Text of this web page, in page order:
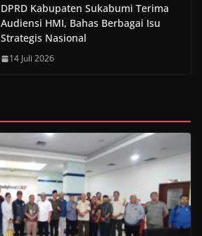
DPRD Kabupaten Sukabumi Terima
Audiensi HMI, Bahas Berbagai Isu
Strategis Nasional
14 Juli 2026